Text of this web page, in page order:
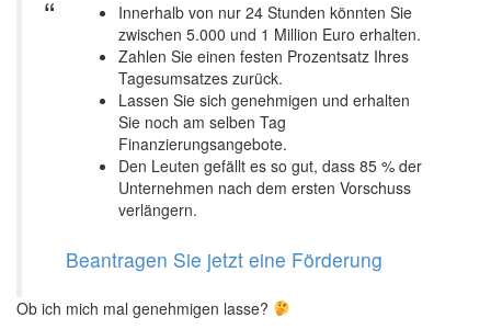
Innerhalb von nur 24 Stunden könnten Sie
zwischen 5.000 und 1 Million Euro erhalten.
Zahlen Sie einen festen Prozentsatz Ihres
Tagesumsatzes zurück.
Lassen Sie sich genehmigen und erhalten
Sie noch am selben Tag
Finanzierungsangebote.
Den Leuten gefällt es so gut, dass 85 % der
Unternehmen nach dem ersten Vorschuss
verlängern.
Beantragen Sie jetzt eine Förderung
Ob ich mich mal genehmigen lasse?